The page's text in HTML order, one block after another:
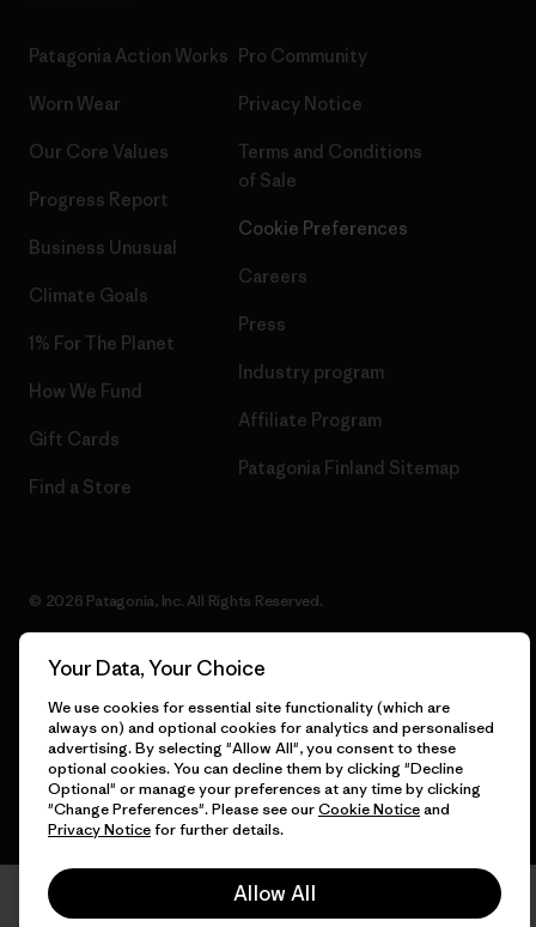
Patagonia Action Works
Worn Wear
Our Core Values
Progress Report
Business Unusual
Climate Goals
1% For The Planet
How We Fund
Gift Cards
Find a Store
Pro Community
Privacy Notice
Terms and Conditions
of Sale
Cookie Preferences
Careers
Press
Industry program
Affiliate Program
Patagonia Finland Sitemap
© 2026 Patagonia, Inc. All Rights Reserved.
English
Your Data, Your Choice
We use cookies for essential site functionality (which are
always on) and optional cookies for analytics and personalised
advertising. By selecting "Allow All", you consent to these
optional cookies. You can decline them by clicking "Decline
Optional" or manage your preferences at any time by clicking
"Change Preferences". Please see ourCookie Noticeand
Privacy Noticefor further details.
Allow All